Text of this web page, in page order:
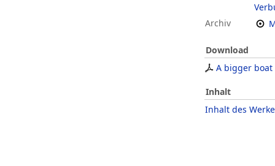
Archiv
Download
A bigger boat
Inhalt
Inhalt des